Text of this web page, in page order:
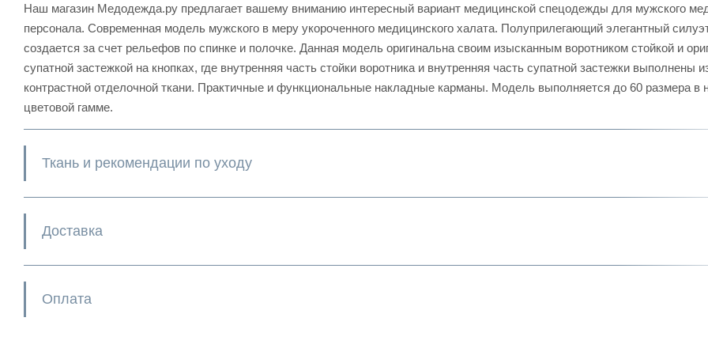
Наш магазин Медодежда.ру предлагает вашему вниманию интересный вариант медицинской спецодежды для мужского
персонала. Современная модель мужского в меру укороченного медицинского халата. Полуприлегающий элегантный
создается за счет рельефов по спинке и полочке. Данная модель оригинальна своим изысканным воротником стойкой и
супатной застежкой на кнопках, где внутренняя часть стойки воротника и внутренняя часть супатной застежки выполнены
контрастной отделочной ткани. Практичные и функциональные накладные карманы. Модель выполняется до 60 размера в
цветовой гамме.
Ткань и рекомендации по уходу
Доставка
Оплата